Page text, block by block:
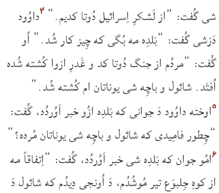
شی گُفت: ”از لَشکرِ اِسرائیل دُوتا کدیم.“۴داوُود
دَزشی گُفت: ”بَلدِه مه بُگی که چِیز کار شُد.“ اُو
گُفت: ”مردُم از جنگ دُوتا کد و غَدرِ ازوا کُشته شُده
اُفتَد. شائول و باچِه شی یوناتان ام کُشته شُد.“
۵اوخته داوُود دَ جوانی که بَلدِه ازُو خبر اَوُردُد، گُفت:
”چِطور فامِیدی که شائول و باچِه شی یوناتان مُرده؟“
۶امُو جوان که بَلدِه شی خبر اَوُردُد، گُفت: ”اِتفاقاً مه
از کوهِ جِلبوَع تیر مُوشُدُم، دَ اُونجی دِیدُم که شائول دَ